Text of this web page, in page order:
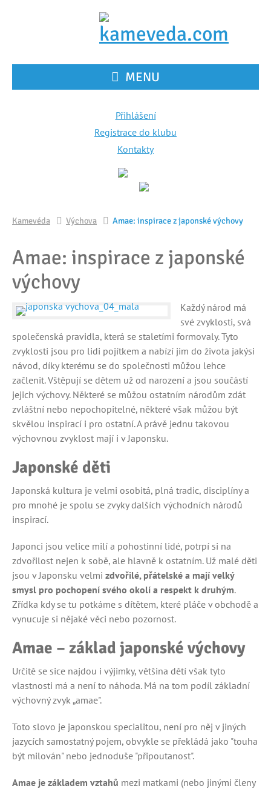
MENU
Přihlášení
Registrace do klubu
Kontakty
Kamevéda Výchova Amae: inspirace z japonské výchovy
Amae: inspirace z japonské
výchovy
Každý národ má
své zvyklosti, svá
společenská pravidla, která se staletími formovaly. Tyto
zvyklosti jsou pro lidi pojítkem a nabízí jim do života jakýsi
návod, díky kterému se do společnosti můžou lehce
začlenit. Vštěpují se dětem už od narození a jsou součástí
jejich výchovy. Některé se můžou ostatním národům zdát
zvláštní nebo nepochopitelné, některé však můžou být
skvělou inspirací i pro ostatní. A právě jednu takovou
výchovnou zvyklost mají i v Japonsku.
Japonské děti
Japonská kultura je velmi osobitá, plná tradic, disciplíny a
pro mnohé je spolu se zvyky dalších východních národů
inspirací.
Japonci jsou velice milí a pohostinní lidé, potrpí si na
zdvořilost nejen k sobě, ale hlavně k ostatním. Už malé děti
jsou v Japonsku velmi zdvořilé, přátelské a mají velký
smysl pro pochopení svého okolí a respekt k druhým.
Zřídka kdy se tu potkáme s dítětem, které pláče v obchodě a
vynucuje si nějaké věci nebo pozornost.
Amae – základ japonské výchovy
Určitě se sice najdou i výjimky, většina dětí však tyto
vlastnosti má a není to náhoda. Má na tom podíl základní
výchovný zvyk „amae".
Toto slovo je japonskou specialitou, není pro něj v jiných
jazycích samostatný pojem, obvykle se překládá jako "touha
být milován" nebo jednoduše "připoutanost".
Amae je základem vztahů mezi matkami (nebo jinými členy